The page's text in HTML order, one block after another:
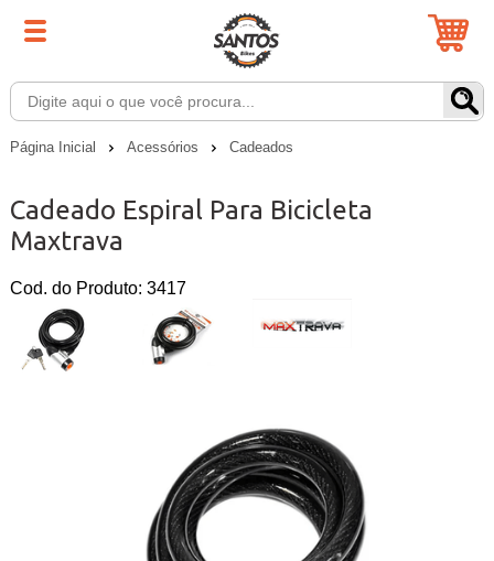
Página Inicial Acessórios Cadeados
Cadeado Espiral Para Bicicleta
Maxtrava
Cod. do Produto: 3417